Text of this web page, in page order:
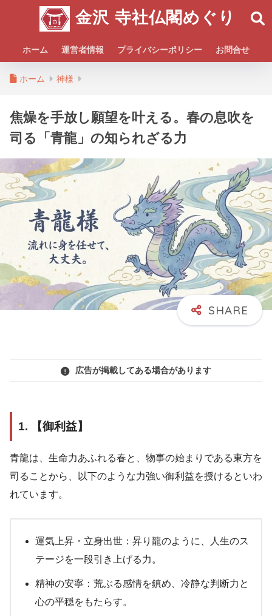
金沢 寺社仏閣めぐり
ホーム 運営者情報 プライバシーポリシー お問合せ
ホーム 神様
焦燥を手放し願望を叶える。春の息吹を
司る「青龍」の知られざる力
広告が掲載してある場合があります
1. 【御利益】
青龍は、生命力あふれる春と、物事の始まりである東方を
司ることから、以下のような力強い御利益を授けるといわ
れています。
運気上昇・立身出世：昇り龍のように、人生のス
テージを一段引き上げる力。
精神の安寧：荒ぶる感情を鎮め、冷静な判断力と
心の平穏をもたらす。